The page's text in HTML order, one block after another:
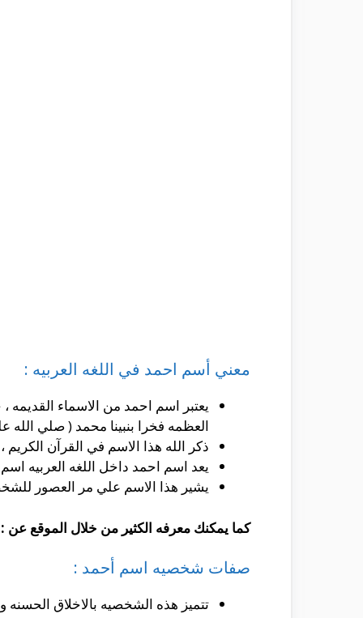
معني أسم احمد في اللغه العربيه :
يعتبر اسم احمد من الاسماء القديمه
العظمه فخرا بنبينا محمد ( صلي الله
ذكر الله هذا الاسم في القرآن الكريم ، من خلال الآيه رقم 6 في سوره الصفات ، حيث قال
يعد اسم احمد داخل اللغه العربيه
يشير هذا الاسم علي مر العصور
كما يمكنك معرفه الكثير من خلال الموقع عن
صفات شخصيه اسم أحمد :
تتميز هذه الشخصيه بالاخلاق الحسنه